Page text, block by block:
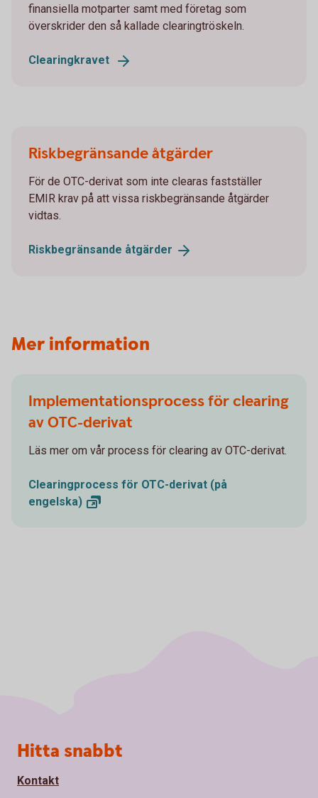
finansiella motparter samt med företag som
överskrider den så kallade clearingtröskeln.
Clearingkravet
Riskbegränsande åtgärder
För de OTC-derivat som inte clearas fastställer
EMIR krav på att vissa riskbegränsande åtgärder
vidtas.
Riskbegränsande åtgärder
Mer information
Implementationsprocess för clearing
av OTC-derivat
Läs mer om vår process för clearing av OTC-derivat.
Clearingprocess för OTC-derivat (på
engelska)
Sidfot
Hitta snabbt
Kontakt